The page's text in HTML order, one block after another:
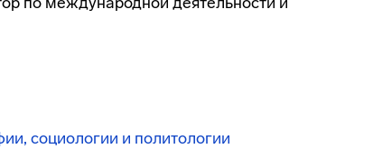
социологии и политологии